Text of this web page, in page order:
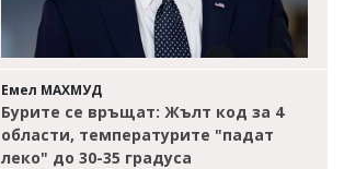
Емел МАХМУД
Бурите се връщат: Жълт код за 4
области, температурите "падат
леко" до 30-35 градуса